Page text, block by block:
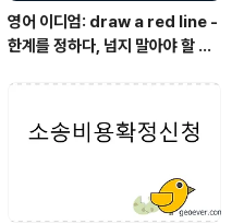
영어 이디엄: draw a red line -
한계를 정하다, 넘지 말아야 할 선